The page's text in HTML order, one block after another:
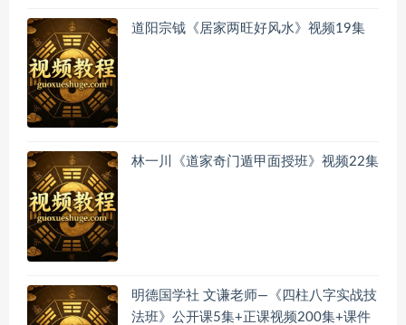
道阳宗钺《居家两旺好风水》视频19集
林一川《道家奇门遁甲面授班》视频22集
明德国学社 文谦老师—《四柱八字实战技
法班》公开课5集+正课视频200集+课件